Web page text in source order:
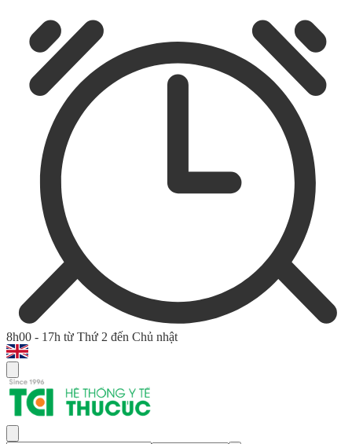
8h00 - 17h từ Thứ 2 đến Chủ nhật